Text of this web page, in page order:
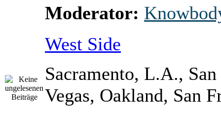
Moderator:
West Side
Sacramento, L.A.,
Vegas, Oakland, San